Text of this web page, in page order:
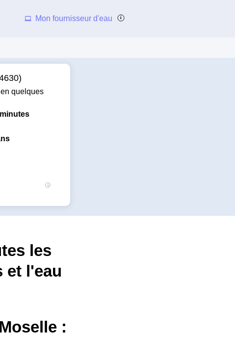
Mon fournisseur d'eau
quelques
les
et l'eau
: